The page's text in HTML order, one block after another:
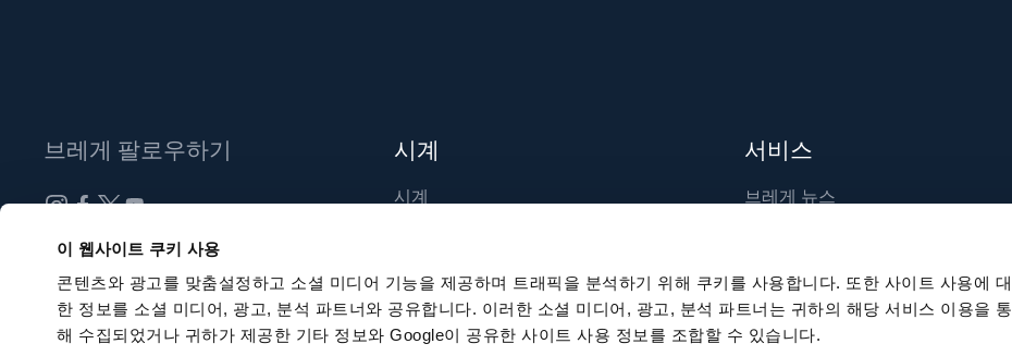
이 웹사이트 쿠키 사용
콘텐츠와 광고를 맞춤설정하고 소셜 미디어 기능을 제공하며 트래픽을 분석하기 위해 쿠키를 사용합니다. 또한 사이트 사용에 대
한 정보를 소셜 미디어, 광고, 분석 파트너와 공유합니다. 이러한 소셜 미디어, 광고, 분석 파트너는 귀하의 해당 서비스 이용을 통
해 수집되었거나 귀하가 제공한 기타 정보와 Google이 공유한 사이트 사용 정보를 조합할 수 있습니다.
브레게 팔로우하기
뉴스레터 구독하기
시계
시계
부티크 찾기
서비스
브레게 뉴스
출판물
지속 가능성
채용